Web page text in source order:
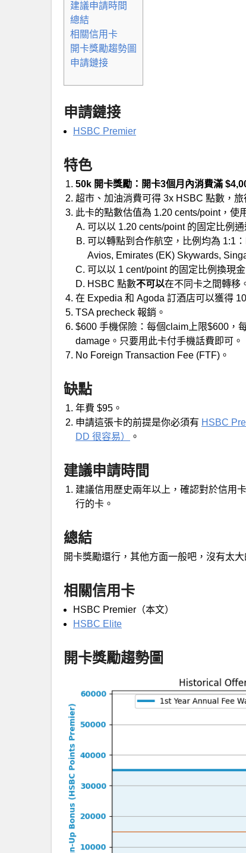
建議申請時間
總結
相關信用卡
開卡獎勵趨勢圖
申請鏈接
申請鏈接
HSBC Premier
特色
50k 開卡獎勵：開卡3個月內消費滿
超市、加油消費可得 3x HSBC 點數，
此卡的點數估值為 1.20 cents/point，使
可以以 1.20 cents/point 的固定比例
可以轉點到合作航空，比例均為 1:1
Avios, Emirates (EK) Skywards,
可以以 1 cent/point 的固定比例換現金
HSBC 點數不可以在不同卡之間轉移
在 Expedia 和 Agoda 訂酒店可以獲得
TSA precheck 報銷。
$600 手機保險：每個claim上限$600，
damage。只要用此卡付手機話費即可。
No Foreign Transaction Fee (FTF)。
缺點
年費 $95。
申請這張卡的前提是你必須有 HSBC
DD 很容易）
。
建議申請時間
建議信用歷史兩年以上，確認對於信用
行的卡。
總結
開卡獎勵還行，其他方面一般吧，沒有太大
相關信用卡
HSBC Premier（本文）
HSBC Elite
開卡獎勵趨勢圖